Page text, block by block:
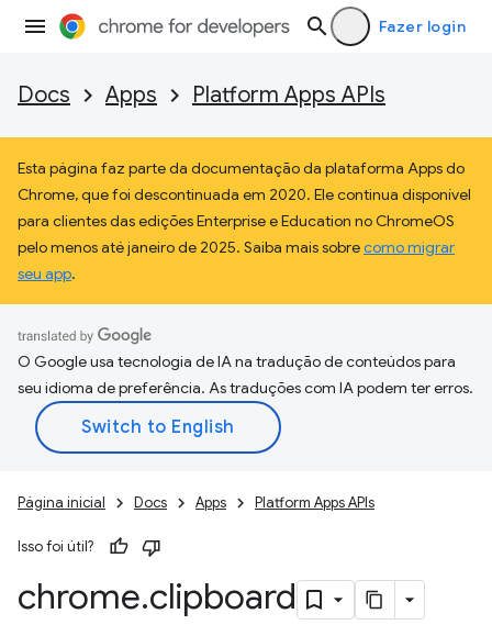
Fazer login
Docs Apps Platform Apps APIs
Esta página faz parte da documentação da plataforma Apps do
Chrome, que foi descontinuada em 2020. Ele continua disponível
para clientes das edições Enterprise e Education no ChromeOS
pelo menos até janeiro de 2025. Saiba mais sobrecomo migrar
seu app.
O Google usa tecnologia de IA na tradução de conteúdos para
seu idioma de preferência. As traduções com IA podem ter erros.
Página inicial Docs Apps Platform Apps APIs
Isso foi útil?
chrome.clipboard